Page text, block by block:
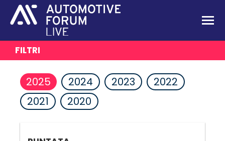
FILTRI
2025 2024 2023
2022
2021
2020